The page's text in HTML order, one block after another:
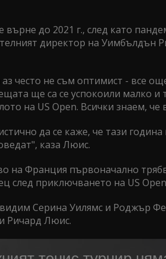
върне до 2021 г., след като
директор на Уимбълдън
често не съм оптимист - все
ще са се успокоили малко
на US Open. Всички знаем,
да се каже, че тази
каза Люис.
на Франция първоначално
след приключването на US
Серина Уилямс и Роджър
Ричард Люис.